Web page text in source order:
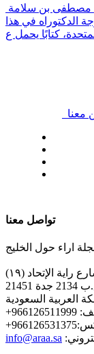
الدكتوراه في هذا
كتابًا يحمل ع
معنا
تواصل معنا
اراء حول الخليج
21451
العربية السعودية
info@araa.sa